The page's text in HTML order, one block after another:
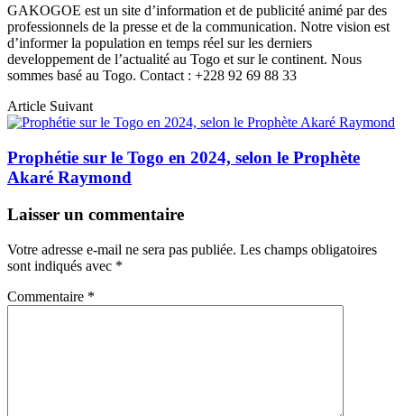
GAKOGOE est un site d’information et de publicité animé par des
professionnels de la presse et de la communication. Notre vision est
d’informer la population en temps réel sur les derniers
developpement de l’actualité au Togo et sur le continent. Nous
sommes basé au Togo. Contact : +228 92 69 88 33
Article Suivant
Prophétie sur le Togo en 2024, selon le Prophète
Akaré Raymond
Laisser un commentaire
Votre adresse e-mail ne sera pas publiée. Les champs obligatoires
sont indiqués avec *
Commentaire *